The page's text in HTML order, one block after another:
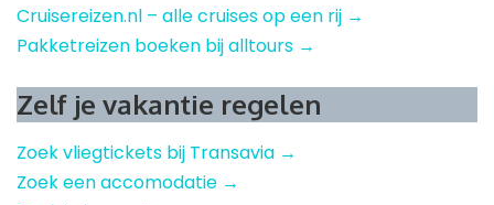
Cruisereizen.nl – alle cruises op een rij →
Pakketreizen boeken bij alltours →
Zelf je vakantie regelen
Zoek vliegtickets bij Transavia →
Zoek een accomodatie →